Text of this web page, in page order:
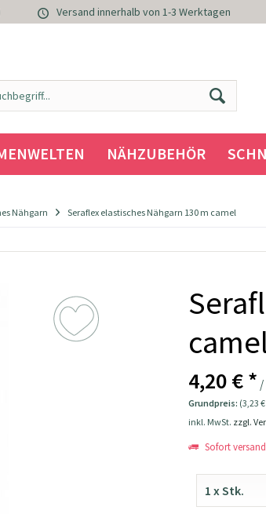
Versand innerhalb von 1-3 Werktagen
NÄHZUBEHÖR
Nähgarn Seraflex elastisches Nähgarn 130 m camel
4,20 € * /
Grundpreis: (3,23
inkl. MwSt. zzgl.
Sofort